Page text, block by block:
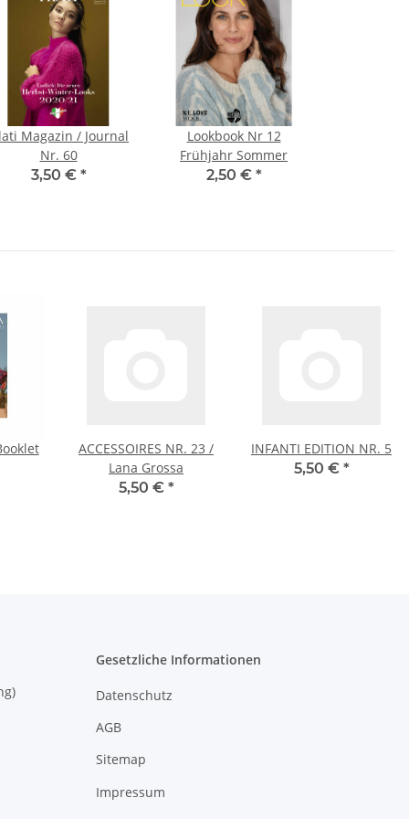
Magazin / Journal
Nr. 60
3,50 € *
Lookbook Nr 12
Frühjahr Sommer
2,50 € *
ACCESSOIRES NR. 23 /
Lana Grossa
5,50 € *
INFANTI EDITION NR. 5
5,50 € *
Gesetzliche Informationen
Datenschutz
AGB
Sitemap
Impressum